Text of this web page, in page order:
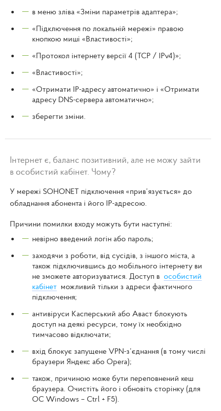
в меню зліва «Зміни параметрів адаптера»;
«Підключення по локальній мережі» правою
кнопкою миші «Властивості»;
«Протокол інтернету версії 4 (TCP / IPv4)»;
«Властивості»;
«Отримати IP-адресу автоматично» і «Отримати
адресу DNS-сервера автоматично»;
зберегти зміни.
Інтернет є, баланс позитивний, але не можу зайти
в особистий кабінет. Чому?
У мережі SOHONET підключення «прив’язується» до
обладнання абонента і його IP-адресою.
Причини помилки входу можуть бути наступні:
невірно введений логін або пароль;
заходячи з роботи, від сусідів, з іншого міста, а
також підключившись до мобільного інтернету ви
не зможете авторизуватися. Доступ в особистий
кабінет можливий тільки з адреси фактичного
підключення;
антивіруси Касперський або Аваст блокують
доступ на деякі ресурси, тому їх необхідно
тимчасово відключати;
вхід блокує запущене VPN-з’єднання (в тому числі
браузери Яндекс або Opera);
також, причиною може бути переповнений кеш
браузера. Очистіть його і обновіть сторінку (для
ОС Windows – Ctrl + F5).